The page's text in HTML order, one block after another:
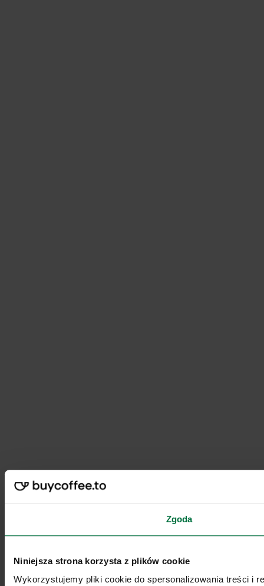
Zgoda
Niniejsza strona korzysta z plików cookie
Wykorzystujemy pliki cookie do spersonalizowania treści i